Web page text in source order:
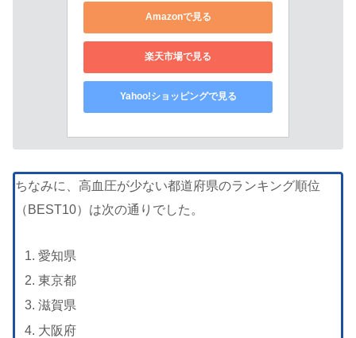
Amazonで見る
楽天市場で見る
Yahoo!ショッピングで見る
ちなみに、高血圧が少ない都道府県のランキング順位
（BEST10）は次の通りでした。
愛知県
東京都
滋賀県
大阪府